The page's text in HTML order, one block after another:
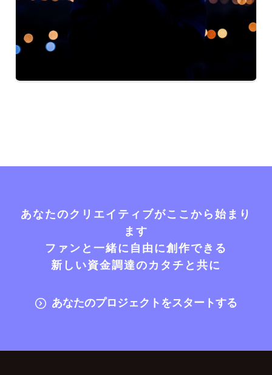
あなたのクリエイティブがここから始まり
ます
ファンと一緒に自由に創作できる
新しい資金調達のカタチと共に
あなたのプロジェクトをスタートする